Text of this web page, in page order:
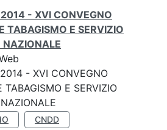
2014 - XVI CONVEGNO
TABAGISMO E SERVIZIO
NAZIONALE
2014 - XVI CONVEGNO
TABAGISMO E SERVIZIO
CNDD